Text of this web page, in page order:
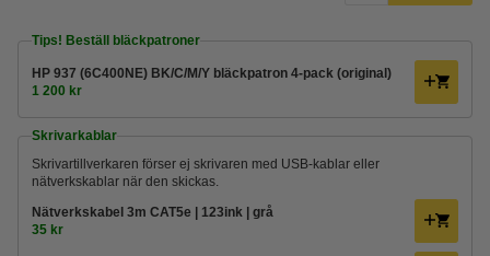
Tips! Beställ bläckpatroner
HP 937 (6C400NE) BK/C/M/Y bläckpatron 4-pack (original)
1 200 kr
Skrivarkablar
Skrivartillverkaren förser ej skrivaren med USB-kablar eller
nätverkskablar när den skickas.
Nätverkskabel 3m CAT5e | 123ink | grå
35 kr